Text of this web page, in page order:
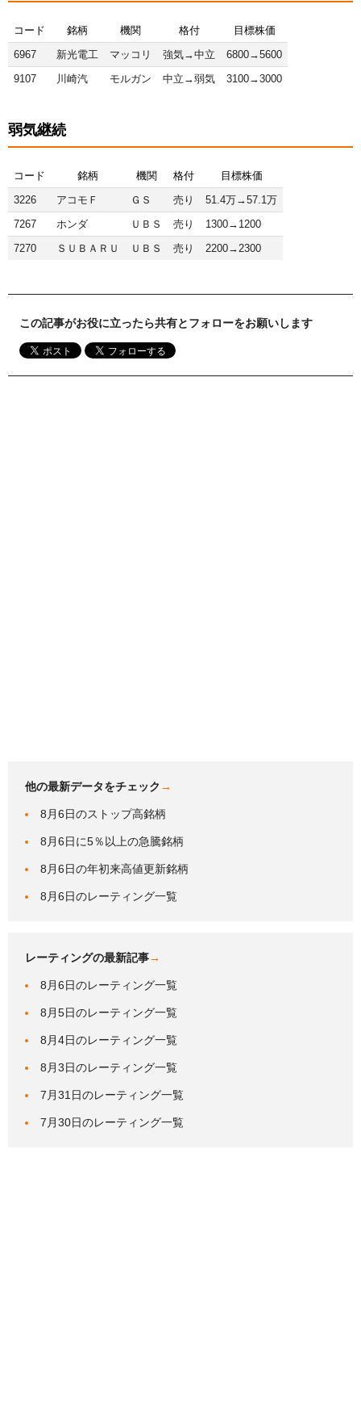
コード 銘柄 機関 格付
目標株価
6967
新光電工 マッコリ 強気→中立
6800→5600
9107
川崎汽 モルガン 中立→弱気 3100→3000
弱気継続
コード 銘柄 機関 格付
目標株価
3226
アコモＦ ＧＳ 売り
51.4万→57.1万
7267
ホンダ ＵＢＳ 売り
1300→1200
7270
ＳＵＢＡＲＵ ＵＢＳ 売り 2200→2300
この記事がお役に立ったら共有とフォローをお願いします
他の最新データをチェック →
8月6日のストップ高銘柄
8月6日に5％以上の急騰銘柄
8月6日の年初来高値更新銘柄
8月6日のレーティング一覧
レーティングの最新記事→
8月6日のレーティング一覧
8月5日のレーティング一覧
8月4日のレーティング一覧
8月3日のレーティング一覧
7月31日のレーティング一覧
7月30日のレーティング一覧